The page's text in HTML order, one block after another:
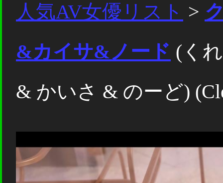
人気AV女優リスト >
&カイサ&ノード (く
& かいさ & のーど)